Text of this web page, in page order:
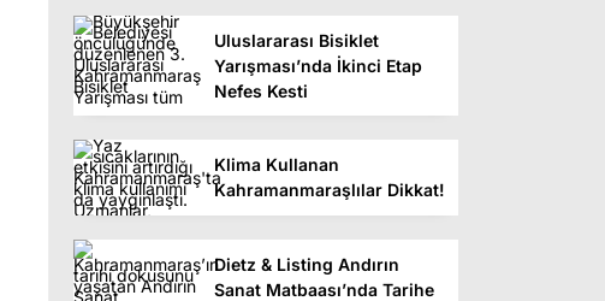
Uluslararası Bisiklet
Yarışması’nda İkinci Etap
Nefes Kesti
Klima Kullanan
Kahramanmaraşlılar Dikkat!
Dietz & Listing Andırın
Sanat Matbaası’nda Tarihe